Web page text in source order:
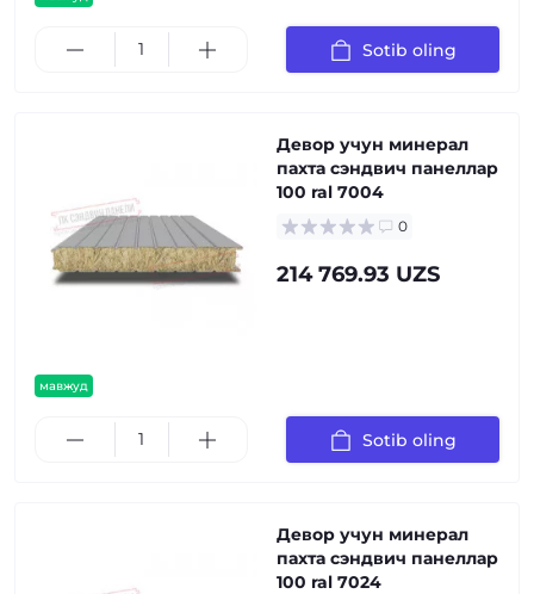
Sotib oling
мавжуд
Девор учун минерал
пахта сэндвич панеллар
100 ral 7004
0
214 769.93 UZS
Sotib oling
Девор учун минерал
пахта сэндвич панеллар
100 ral 7024